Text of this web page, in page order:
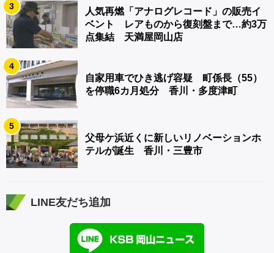
3
人気再燃「アナログレコード」の販売イ
ベント レアものから復刻盤まで…約3万
点集結 天満屋岡山店
4
自家用車でひき逃げ容疑 町係長（55）
を停職6カ月処分 香川・多度津町
5
父母ケ浜近くに新しいリノベーションホ
テルが誕生 香川・三豊市
LINE友だち追加